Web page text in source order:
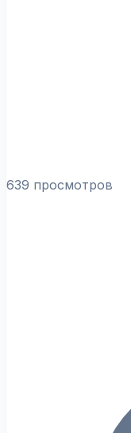
639 просмотров